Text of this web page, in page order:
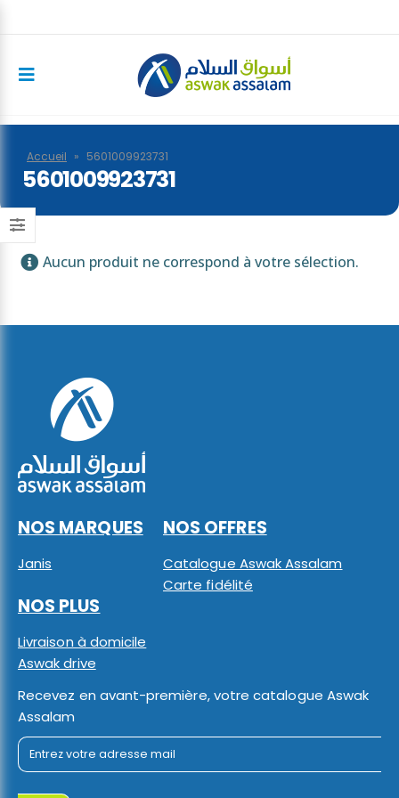
Accueil » 5601009923731
5601009923731
Aucun produit ne correspond à votre sélection.
NOS MARQUES
Janis
NOS OFFRES
Catalogue Aswak Assalam
Carte fidélité
NOS PLUS
Livraison à domicile
Aswak drive
Recevez en avant-première, votre catalogue Aswak
Assalam